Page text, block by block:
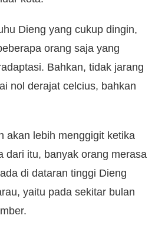
Dieng yang cukup dingin,
orang saja yang
Bahkan, tidak jarang
nol derajat celcius, bahkan
akan lebih menggigit ketika
dari itu, banyak orang merasa
di dataran tinggi Dieng
yaitu pada sekitar bulan